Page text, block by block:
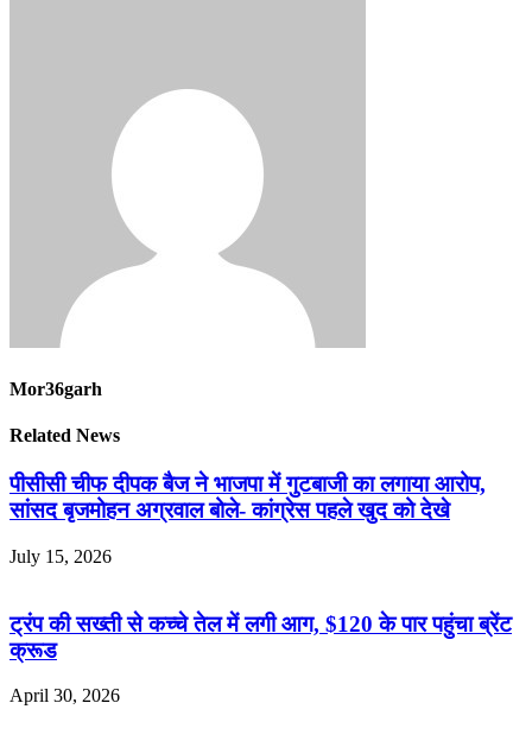
Mor36garh
Related News
पीसीसी चीफ दीपक बैज ने भाजपा में गुटबाजी का लगाया आरोप,
सांसद बृजमोहन अग्रवाल बोले- कांग्रेस पहले खुद को देखे
July 15, 2026
ट्रंप की सख्ती से कच्चे तेल में लगी आग, $120 के पार पहुंचा ब्रेंट
क्रूड
April 30, 2026